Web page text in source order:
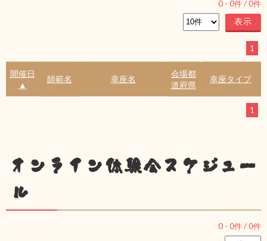
0 - 0件 /0件
1
開催日
▲
師範名 幸座名
会場都
道府県
幸座タイプ
1
オンライン体験会スケジュー
ル
0 - 0件 /0件